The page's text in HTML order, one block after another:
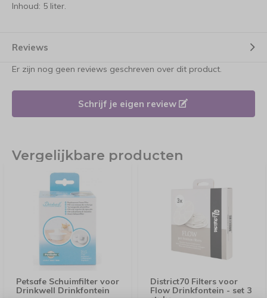
Inhoud: 5 liter.
Reviews
Er zijn nog geen reviews geschreven over dit product.
Schrijf je eigen review
Vergelijkbare producten
Petsafe Schuimfilter voor
Drinkwell Drinkfontein
District70 Filters voor
Flow Drinkfontein - set 3